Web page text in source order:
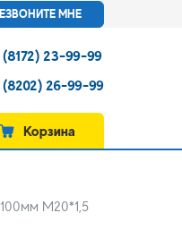
МНЕ
(8172) 23-99-99
(8202) 26-99-99
Корзина
М20*1,5